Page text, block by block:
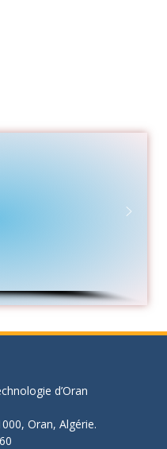
d’Oran
Oran, Algérie.